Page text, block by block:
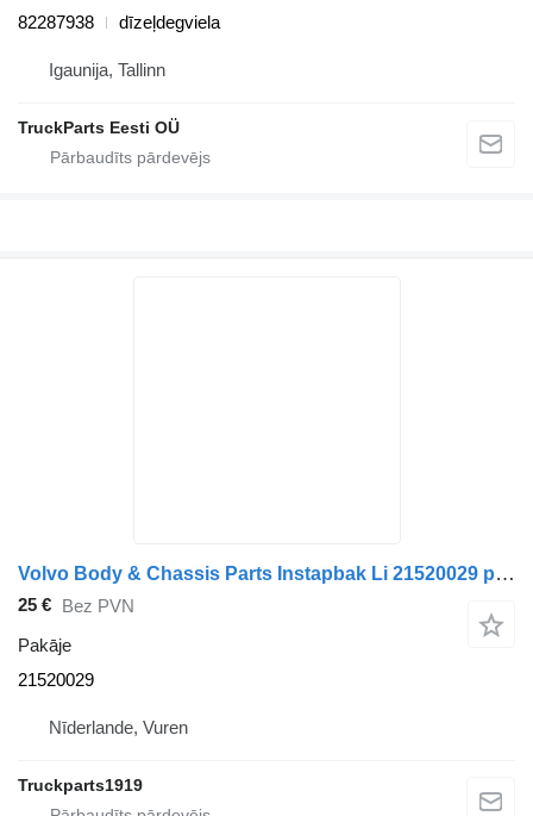
82287938
dīzeļdegviela
Igaunija, Tallinn
TruckParts Eesti OÜ
Volvo Body & Chassis Parts Instapbak Li 21520029 pakāje paredzēts kravas automašīnas
25 €
Bez PVN
Pakāje
21520029
Nīderlande, Vuren
Truckparts1919